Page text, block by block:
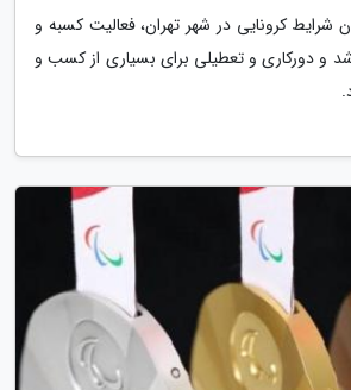
شرایط کرونایی در شهر تهران، فعالیت کسبه و
و دورکاری و تعطیلی برای بسیاری از کسب و